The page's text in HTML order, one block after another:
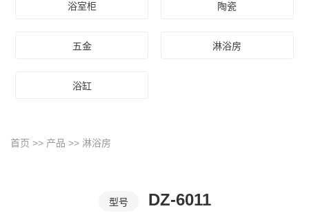
浴室柜 陶瓷
五金 淋浴房
浴缸
首页 >> 产品 >> 淋浴房
型号 DZ-6011